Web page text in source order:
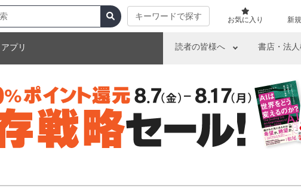
キーワードで探す お気に入り 新
アプリ 読者の皆様へ 書店・法